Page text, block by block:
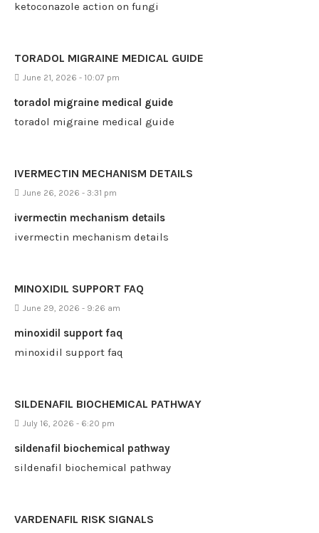
ketoconazole action on fungi
TORADOL MIGRAINE MEDICAL GUIDE
June 21, 2026 - 10:07 pm
toradol migraine medical guide
toradol migraine medical guide
IVERMECTIN MECHANISM DETAILS
June 26, 2026 - 3:31 pm
ivermectin mechanism details
ivermectin mechanism details
MINOXIDIL SUPPORT FAQ
June 29, 2026 - 9:26 am
minoxidil support faq
minoxidil support faq
SILDENAFIL BIOCHEMICAL PATHWAY
July 16, 2026 - 6:20 pm
sildenafil biochemical pathway
sildenafil biochemical pathway
VARDENAFIL RISK SIGNALS